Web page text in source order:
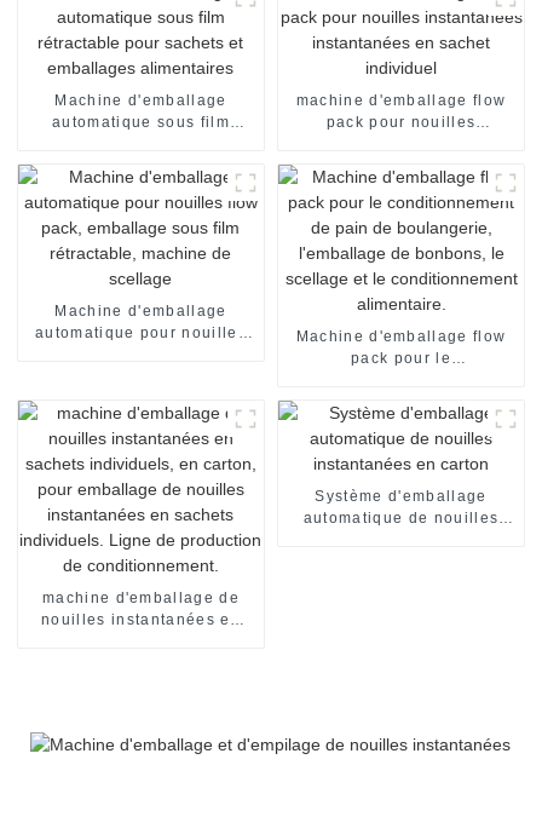
Machine d'emballage
automatique sous film
machine d'emballage flow
pack pour nouilles
Machine d'emballage
automatique pour nouilles
Machine d'emballage flow
pack pour le
boulangerie, l'emballage de
bonbons, le scellage et le
conditionnement
alimentaire.
machine d'emballage de
nouilles instantanées en
conditionnement.
Système d'emballage
automatique de nouilles